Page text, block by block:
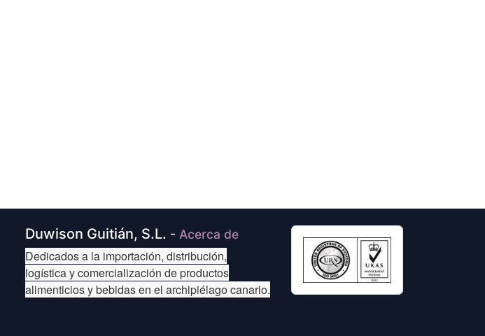
Duwison Guitián, S.L. - Acerca de
Dedicados a la importación, distribución,
logística y comercialización de productos
alimenticios y bebidas en el archipiélago canario.